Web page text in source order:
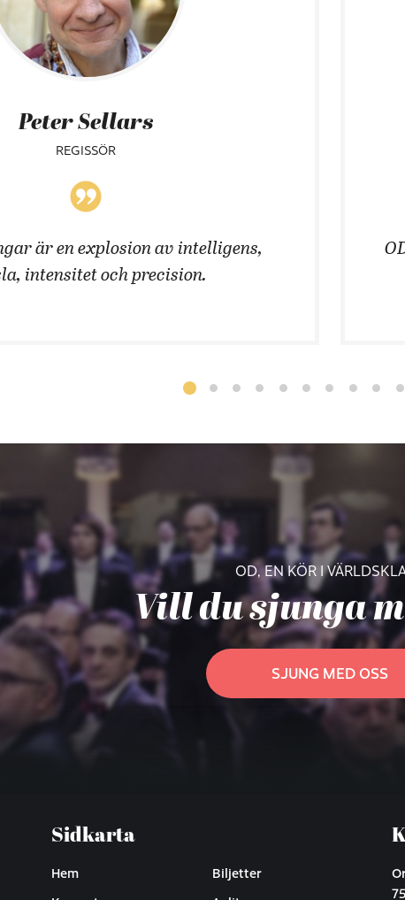
Peter Sellars
REGISSÖR
är en explosion av intelligens,
intensitet och precision.
OD, EN KÖR I
Vill du sjunga
SJUNG MED OSS
Sidkarta
Hem
Biljetter